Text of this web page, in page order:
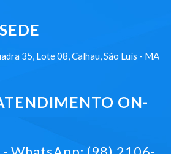
35, Lote 08, Calhau, São Luís - MA
ON-